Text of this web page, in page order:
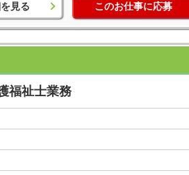
見る このお仕事に応募
福祉士業務